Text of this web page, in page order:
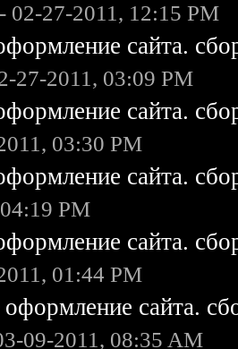
- 02-27-2011, 12:15 PM
сайта.
27-2011, 03:09 PM
сайта.
03:30 PM
сайта.
PM
сайта.
01:44 PM
сайта.
09-2011, 08:35 AM